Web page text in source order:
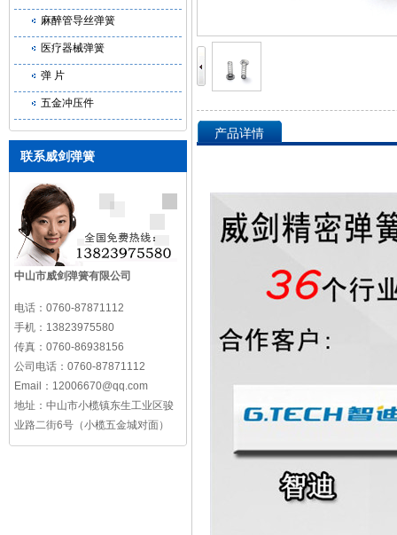
麻醉管导丝弹簧
医疗器械弹簧
弹 片
五金冲压件
联系威剑弹簧
中山市威剑弹簧有限公司
电话： 0760-87871112
手机： 13823975580
传真： 0760-86938156
公司电话： 0760-87871112
Email： 12006670@qq.com
地址： 中山市小榄镇东生工业区骏
业路二街6号（小榄五金城对面）
产品详情